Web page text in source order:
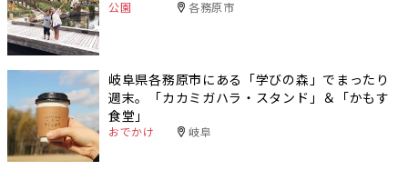
公園 各務原市
岐阜県各務原市にある「学びの森」でまったり
週末。「カカミガハラ・スタンド」＆「かもす
食堂」
おでかけ 岐阜